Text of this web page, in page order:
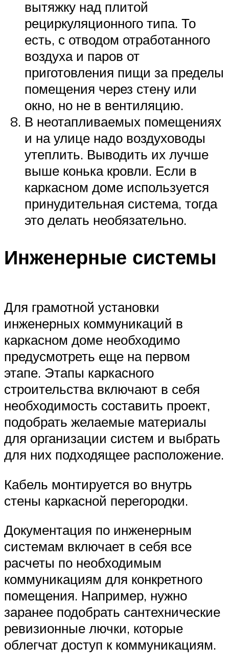
вытяжку над плитой
рециркуляционного типа. То
есть, с отводом отработанного
воздуха и паров от
приготовления пищи за пределы
помещения через стену или
окно, но не в вентиляцию.
В неотапливаемых помещениях
и на улице надо воздуховоды
утеплить. Выводить их лучше
выше конька кровли. Если в
каркасном доме используется
принудительная система, тогда
это делать необязательно.
Инженерные системы
Для грамотной установки
инженерных коммуникаций в
каркасном доме необходимо
предусмотреть еще на первом
этапе. Этапы каркасного
строительства включают в себя
необходимость составить проект,
подобрать желаемые материалы
для организации систем и выбрать
для них подходящее расположение.
Кабель монтируется во внутрь
стены каркасной перегородки.
Документация по инженерным
системам включает в себя все
расчеты по необходимым
коммуникациям для конкретного
помещения. Например, нужно
заранее подобрать сантехнические
ревизионные лючки, которые
облегчат доступ к коммуникациям.